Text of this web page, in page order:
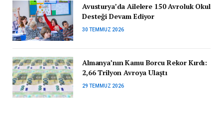
Avusturya’da Ailelere 150 Avroluk Okul
Desteği Devam Ediyor
30 TEMMUZ 2026
Almanya’nın Kamu Borcu Rekor Kırdı:
2,66 Trilyon Avroya Ulaştı
29 TEMMUZ 2026